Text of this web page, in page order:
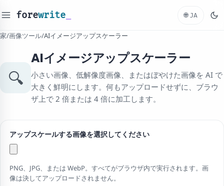
forewrite 🌐 JA
家/画像ツール/AIイメージアップスケーラー
🔍
AIイメージアップスケーラー
小さい画像、低解像度画像、またはぼやけた画像を A​​I で
大きく鮮明にします。何もアップロードせずに、ブラウ
ザ上で 2 倍または 4 倍に加工します。
アップスケールする画像を選択してください
PNG、JPG、または WebP。すべてがブラウザ内で実行されます。画
像は決してアップロードされません。